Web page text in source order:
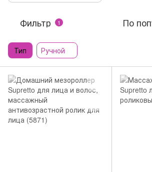
Фильтр 1 По
Тип Ручной